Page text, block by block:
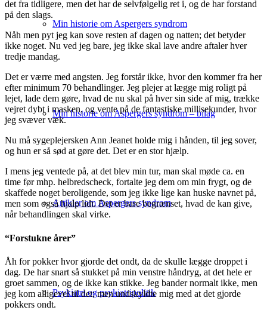
Min historie om Aspergers syndrom
Min historie om Aspergers syndrom – bilag
Artikler om Aspergers syndrom
Psykiatri og psykiatripolitik
det fra tidligere, men det har de selvfølgelig ret i, og de har forstand
på den slags.
Nåh men pyt jeg kan sove resten af dagen og natten; det betyder
ikke noget. Nu ved jeg bare, jeg ikke skal lave andre aftaler hver
tredje mandag.
Det er værre med angsten. Jeg forstår ikke, hvor den kommer fra her
efter minimum 70 behandlinger. Jeg plejer at lægge mig roligt på
lejet, lade dem gøre, hvad de nu skal på hver sin side af mig, trække
vejret dybt i masken, og vente på de fantastiske millisekunder, hvor
jeg svæver væk.
Nu må sygeplejersken Ann Jeanet holde mig i hånden, til jeg sover,
og hun er så sød at gøre det. Det er en stor hjælp.
I mens jeg ventede på, at det blev min tur, man skal møde ca. en
time før mhp. helbredscheck, fortalte jeg dem om min frygt, og de
skaffede noget beroligende, som jeg ikke lige kan huske navnet på,
men som også hjalp lidt. Det er bare begrænset, hvad de kan give,
når behandlingen skal virke.
“Forstukne årer”
Åh for pokker hvor gjorde det ondt, da de skulle lægge droppet i
dag. De har snart så stukket på min venstre håndryg, at det hele er
groet sammen, og de ikke kan stikke. Jeg bander normalt ikke, men
jeg kom alligevel til det; men undskyldte mig med at det gjorde
pokkers ondt.